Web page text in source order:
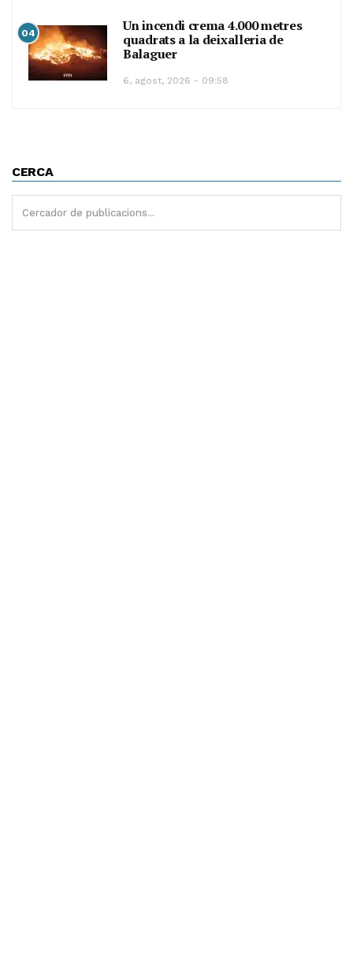
04
Un incendi crema 4.000 metres
quadrats a la deixalleria de
Balaguer
6, agost, 2026 - 09:58
CERCA